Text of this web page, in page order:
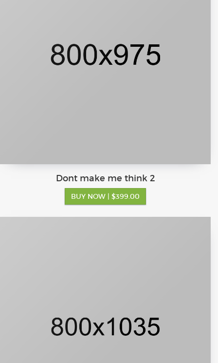
Dont make me think 2
BUY NOW | $399.00